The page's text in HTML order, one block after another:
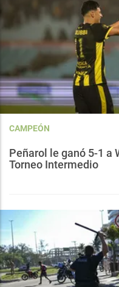
CAMPEÓN
Peñarol le ganó 5-1 a
Torneo Intermedio